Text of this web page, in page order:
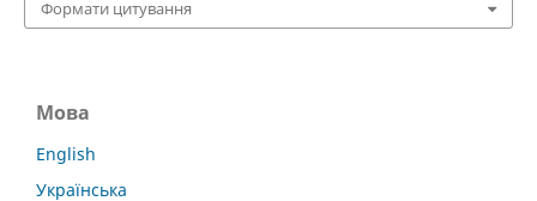
Формати цитування
Мова
English
Українська